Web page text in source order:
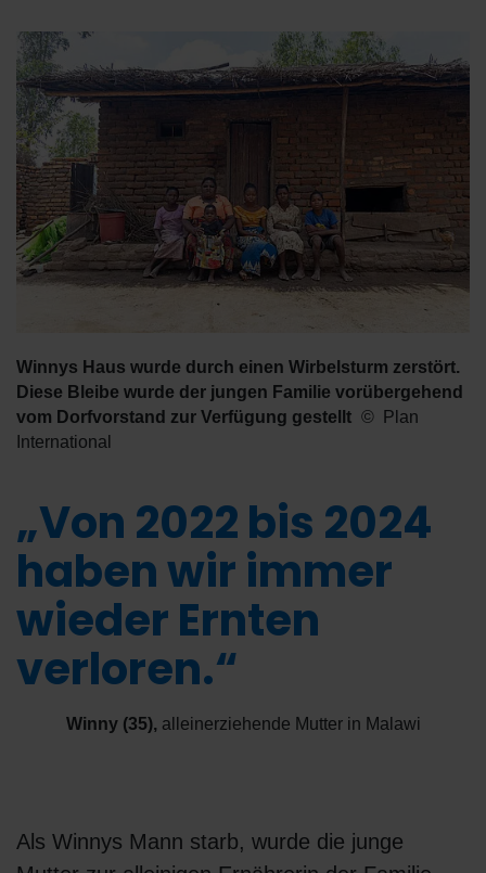
Winnys Haus wurde durch einen Wirbelsturm zerstört.
Diese Bleibe wurde der jungen Familie vorübergehend
vom Dorfvorstand zur Verfügung gestellt
Plan
International
„Von 2022 bis 2024
haben wir immer
wieder Ernten
verloren.“
Winny (35), alleinerziehende Mutter in Malawi
Als Winnys Mann starb, wurde die junge